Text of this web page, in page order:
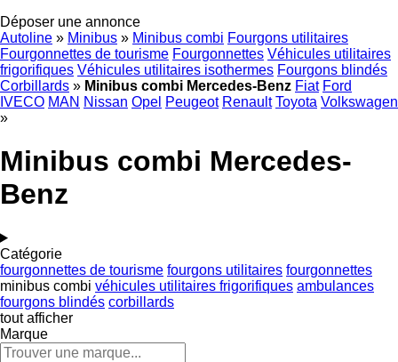
Déposer une annonce
Autoline » Minibus » Minibus combi Fourgons utilitaires
Fourgonnettes de tourisme Fourgonnettes Véhicules utilitaires
frigorifiques Véhicules utilitaires isothermes Fourgons blindés
Corbillards » Minibus combi Mercedes-Benz Fiat Ford
IVECO MAN Nissan Opel Peugeot Renault Toyota Volkswagen
»
Minibus combi Mercedes-
Benz
Catégorie
fourgonnettes de tourisme fourgons utilitaires fourgonnettes
minibus combi véhicules utilitaires frigorifiques ambulances
fourgons blindés corbillards
tout afficher
Marque